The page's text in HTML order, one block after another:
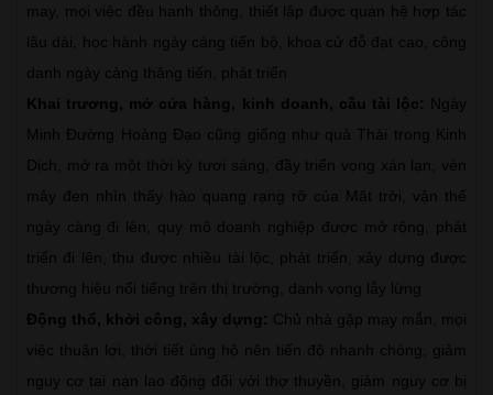
may, mọi việc đều hanh thông, thiết lập được quan hệ hợp tác
lâu dài, học hành ngày càng tiến bộ, khoa cử đỗ đạt cao, công
danh ngày càng thăng tiến, phát triển
Khai trương, mở cửa hàng, kinh doanh, cầu tài lộc:
Ngày
Minh Đường Hoàng Đạo cũng giống như quả Thái trong Kinh
Dịch, mở ra một thời kỳ tươi sáng, đầy triển vọng xán lạn, vén
mây đen nhìn thấy hào quang rạng rỡ của Mặt trời, vận thế
ngày càng đi lên, quy mô doanh nghiệp được mở rộng, phát
triển đi lên, thu được nhiều tài lộc, phát triển, xây dựng được
thương hiệu nổi tiếng trên thị trường, danh vọng lẫy lừng
Động thổ, khởi công, xây dựng: Chủ nhà gặp may mắn, mọi
việc thuận lợi, thời tiết ủng hộ nên tiến độ nhanh chóng, giảm
nguy cơ tai nạn lao động đối với thợ thuyền, giảm nguy cơ bị